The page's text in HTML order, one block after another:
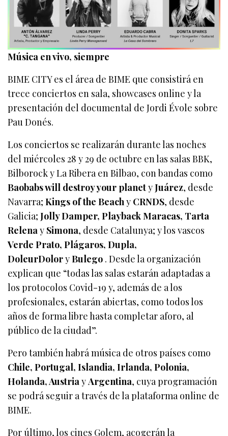
Música en vivo, siempre
BIME CITY es el área de BIME que consistirá en
trece conciertos en sala, showcases online y la
presentación del documental de Jordi Évole sobre
Pau Donés.
Los conciertos se realizarán durante las noches
del miércoles 28 y 29 de octubre en las salas BBK,
Bilborock y La Ribera en Bilbao, con bandas como
Baobabs will destroy your planetyJuárez, desde
Navarra; Kings of the Beachy CRNDS, desde
Galicia; Jolly Damper, Playback Maracas, Tarta
Relenay Simona, desde Catalunya; y los vascos
Verde Prato, Plágaros, Dupla,
DoleurDoloryBulego . Desde la organización
explican que “todas las salas estarán adaptadas a
los protocolos Covid-19 y, además de a los
profesionales, estarán abiertas, como todos los
años de forma libre hasta completar aforo, al
público de la ciudad”.
Pero también habrá música de otros países como
Chile, Portugal, Islandia, Irlanda, Polonia,
Holanda, AustriayArgentina, cuya programación
se podrá seguir a través de la plataforma online de
BIME.
Por último, los cines Golem, acogerán la